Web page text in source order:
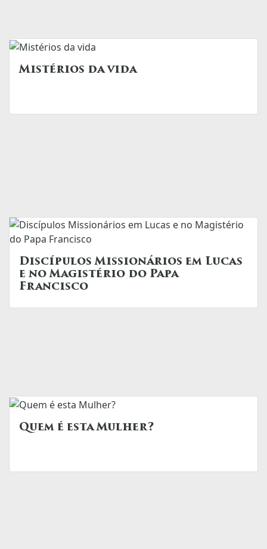
Mistérios da vida
Discípulos Missionários em Lucas
e no Magistério do Papa
Francisco
Quem é esta Mulher?